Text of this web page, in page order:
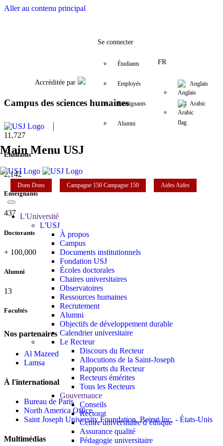
Aller au contenu principal
FacebookTwitter
Accréditée par
Se connecter
Étudiants
Employés
Enseignants
Alumni
FR
Anglais
Arabic
Main Menu USJ
Dons Dons Campagne 150 Campagne 150 AidesAides
L'Université
L'USJ
À propos
Campus
Documents institutionnels
Fondation USJ
Écoles doctorales
Chaires universitaires
Observatoires
Ressources humaines
Recrutement
Alumni
Objectifs de développement durable
Calendrier universitaire
Le Recteur
Discours du Recteur
Allocutions de la Saint-Joseph
Rapports du Recteur
Recteurs émérites
Tous les Recteurs
Gouvernance
Conseils
Rectorat
Centre universitaire d’éthique
Assurance qualité
Pédagogie universitaire
Campus des sciences humaines
11,727
Étudiants
2,142
Enseignants
437
Doctorants
+ 100,000
Alumni
13
Facultés
Nos partenaires
Al Mazeed
Lamsa
À l'international
Bureau de Paris
North America Office
Saint Joseph University Foundation, Beirut Inc. - États-Unis
Multimédias